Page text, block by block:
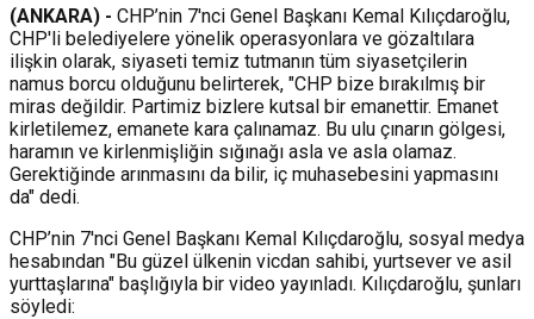
(ANKARA) - CHP’nin 7'nci Genel Başkanı Kemal Kılıçdaroğlu,
CHP'li belediyelere yönelik operasyonlara ve gözaltılara
ilişkin olarak, siyaseti temiz tutmanın tüm siyasetçilerin
namus borcu olduğunu belirterek, "CHP bize bırakılmış bir
miras değildir. Partimiz bizlere kutsal bir emanettir. Emanet
kirletilemez, emanete kara çalınamaz. Bu ulu çınarın gölgesi,
haramın ve kirlenmişliğin sığınağı asla ve asla olamaz.
Gerektiğinde arınmasını da bilir, iç muhasebesini yapmasını
da" dedi.
CHP’nin 7'nci Genel Başkanı Kemal Kılıçdaroğlu, sosyal medya
hesabından "Bu güzel ülkenin vicdan sahibi, yurtsever ve asil
yurttaşlarına" başlığıyla bir video yayınladı. Kılıçdaroğlu, şunları
söyledi: